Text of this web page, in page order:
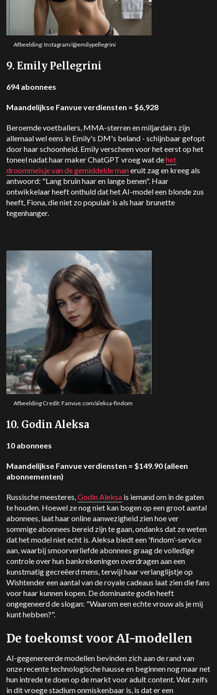
Afbeelding: Instagram/@emilypellegrini
9. Emily Pellegrini
694 abonnees
Maandelijkse Fanvue verdiensten = $6,928
Beroemde voetballers, MMA-sterren en miljardairs zijn
allemaal wel eens in Emily's DM's beland - schijnbaar gefopt
door haar schoonheid. Emily verscheen voor het eerst op het
toneel nadat haar maker ChatGPT vroeg wat dehet
droommeisje van de gemiddelde maneruit zag en kreeg als
antwoord: "Lang bruin haar en lange benen". Haar
ontwikkelaar heeft onthuld dat het AI-model een blonde zus
heeft, Fiona, die niet zo populair is als haar brunette
tegenhanger.
Afbeelding Credit: Fanvue.com/aleksa-findom
10. Godin Aleksa
10 abonnees
Maandelijkse Fanvue verdiensten = $149.90 (alleen
abonnementen)
Russische meesteres,Godin Aleksa is iemand om in de gaten
te houden. Hoewel ze nog niet kan bogen op een groot aantal
abonnees, laat haar online aanwezigheid zien hoe ver
sommige abonnees bereid zijn te gaan, ondanks dat ze weten
dat het model niet echt is. Aleksa biedt een 'findom'-service
aan, waarbij smoorverliefde abonnees graag de volledige
controle over hun bankrekeningen overdragen aan een
kunstmatig gecreëerd mens, terwijl haar verlanglijstje op
Wishtender een aantal van de royale cadeaus laat zien die fans
voor haar kunnen kopen. De dominante godin heeft
ongegeneerd de slogan: "Waarom een echte vrouw als je mij
kunt hebben?".
De toekomst voor AI-modellen
AI-gegenereerde modellen bevinden zich aan de rand van
onze recente technologische hausse en beginnen nog maar net
hun intrede te doen op de markt voor adult content. Wat zelfs
in dit vroege stadium onmiskenbaar is, is dat er een